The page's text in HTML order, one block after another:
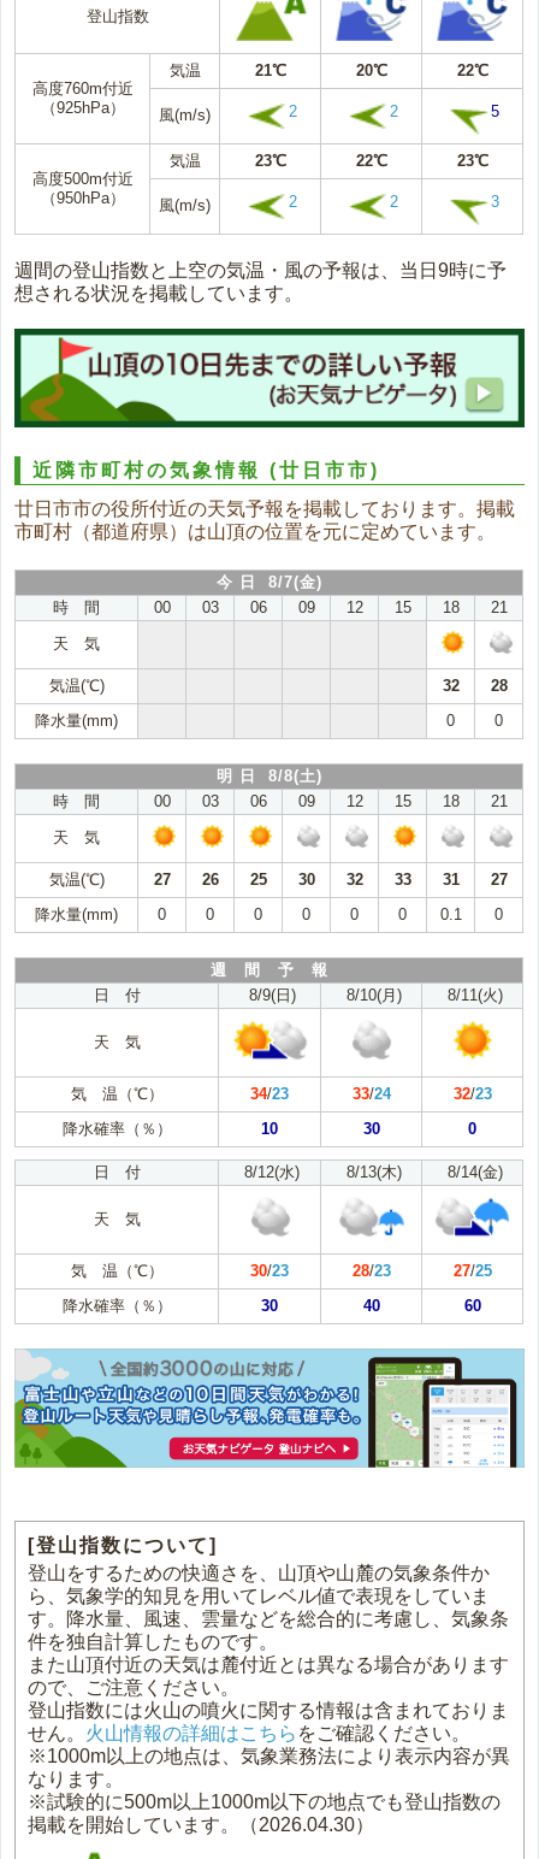
登山指数
高度760m付近
（925hPa）
気温 21℃ 20℃ 22℃
風(m/s) 2 2 5
高度500m付近
（950hPa）
気温 23℃ 22℃ 23℃
風(m/s) 2 2 3
週間の登山指数と上空の気温・風の予報は、当日9時に予
想される状況を掲載しています。
近隣市町村の気象情報(廿日市市)
廿日市市の役所付近の天気予報を掲載しております。掲載
市町村（都道府県）は山頂の位置を元に定めています。
今 日 8/7(金)
時 間
00 03 06 09 12 15 18
21
天 気
気温(℃) 32
28
降水量(mm)
0 0
明 日 8/8(土)
時 間
00 03 06 09 12 15 18
21
天 気
気温(℃) 27 26 25 30 32 33 31
27
降水量(mm)
0 0 0 0 0 0 0.1 0
週 間 予 報
日 付
8/9(日) 8/10(月) 8/11(火)
天 気
気 温（℃） 34/23 33/24 32/23
降水確率（％）
10 30 0
日 付 8/12(水) 8/13(木) 8/14(金)
天 気
気 温（℃） 30/23 28/23 27/25
降水確率（％）
30 40 60
[登山指数について]
登山をするための快適さを、山頂や山麓の気象条件か
ら、気象学的知見を用いてレベル値で表現をしていま
す。降水量、風速、雲量などを総合的に考慮し、気象条
件を独自計算したものです。
また山頂付近の天気は麓付近とは異なる場合があります
ので、ご注意ください。
登山指数には火山の噴火に関する情報は含まれておりま
せん。 火山情報の詳細はこちら をご確認ください。
※1000m以上の地点は、気象業務法により表示内容が異
なります。
※試験的に500m以上1000m以下の地点でも登山指数の
掲載を開始しています。（2026.04.30）